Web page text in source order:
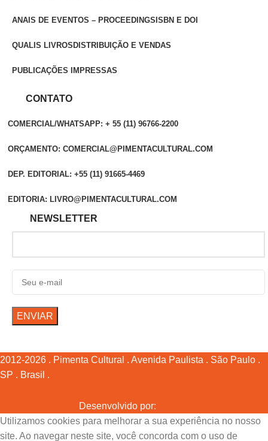
ANAIS DE EVENTOS – PROCEEDINGS ISBN E DOI
QUALIS LIVROS DISTRIBUIÇÃO E VENDAS
PUBLICAÇÕES IMPRESSAS
CONTATO
COMERCIAL/WHATSAPP: + 55 (11) 96766-2200
ORÇAMENTO: COMERCIAL@PIMENTACULTURAL.COM
DEP. EDITORIAL: +55 (11) 91665-4469
EDITORIA: LIVRO@PIMENTACULTURAL.COM
NEWSLETTER
2012-2026 . Pimenta Cultural . Avenida Paulista . São Paulo .
SP . Brasil .
Desenvolvido por:
Utilizamos cookies para melhorar a sua experiência no nosso
site. Ao navegar neste site, você concorda com o uso de